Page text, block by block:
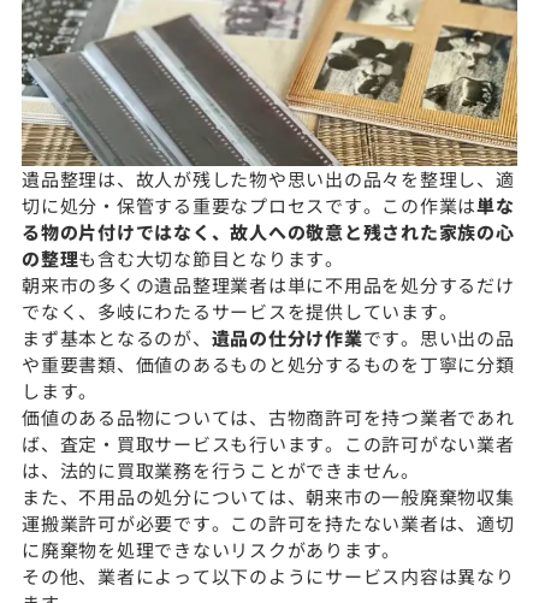
遺品整理は、故人が残した物や思い出の品々を整理し、適
切に処分・保管する重要なプロセスです。この作業は単な
る物の片付けではなく、故人への敬意と残された家族の心
の整理も含む大切な節目となります。
朝来市の多くの遺品整理業者は単に不用品を処分するだけ
でなく、多岐にわたるサービスを提供しています。
まず基本となるのが、 遺品の仕分け作業です。思い出の品
や重要書類、価値のあるものと処分するものを丁寧に分類
します。
価値のある品物については、古物商許可を持つ業者であれ
ば、査定・買取サービスも行います。この許可がない業者
は、法的に買取業務を行うことができません。
また、不用品の処分については、朝来市の一般廃棄物収集
運搬業許可が必要です。この許可を持たない業者は、適切
に廃棄物を処理できないリスクがあります。
その他、業者によって以下のようにサービス内容は異なり